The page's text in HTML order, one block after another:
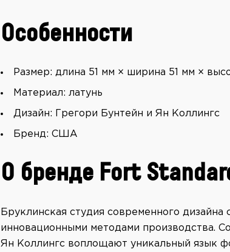
Особенности
Размер: длина 51 мм × ширина 51 мм ×
Материал: латунь
Дизайн: Грегори Бунтейн и Ян Коллингс
Бренд: США
О бренде Fort
Бруклинская студия современного
инновационными методами производства.
Ян Коллингс воплощают уникальный язык